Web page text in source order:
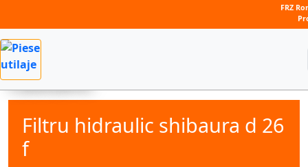
Căutare:
Filtru hidraulic shibaura d 26
f
FRZ